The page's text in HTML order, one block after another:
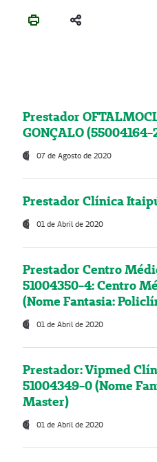
Prestador
GONÇALO (55004164-
07 de Agosto de 2020
Prestador Clínica
01 de Abril de 2020
Prestador Centro
51004350-4: Centro
(Nome Fantasia:
01 de Abril de 2020
Prestador: Vipmed
51004349-0 (Nome
Master)
01 de Abril de 2020